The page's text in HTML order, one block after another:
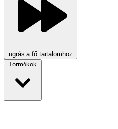
ugrás a fő tartalomhoz
Termékek